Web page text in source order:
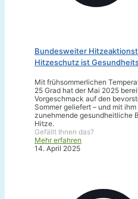
Bundesweiter
Hitzeschutz ist
Mit frühsommerlichen
25 Grad hat der Mai 2025
Vorgeschmack auf den
Sommer geliefert – und mit
zunehmende gesundheitliche
Hitze.
Gefällt Ihnen das?
Mehr erfahren
14. April 2025